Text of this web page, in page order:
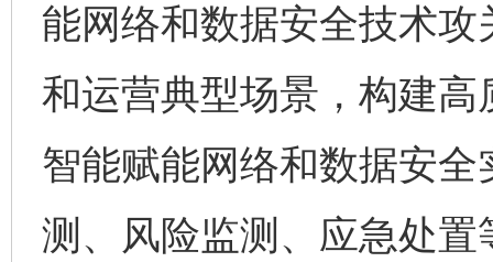
能网络和数据安全技术
和运营典型场景，构建
智能赋能网络和数据安
测、风险监测、应急处